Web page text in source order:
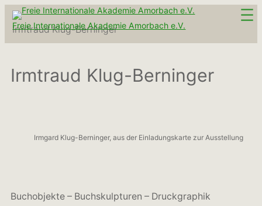
Zum
Inhalt
springen
Irmtraud Klug-Berninger
Freie Internationale Akademie Amorbach e.V.
Irmtraud Klug-Berninger
Irmgard Klug-Berninger, aus der Einladungskarte zur Ausstellung
Buchobjekte – Buchskulpturen – Druckgraphik